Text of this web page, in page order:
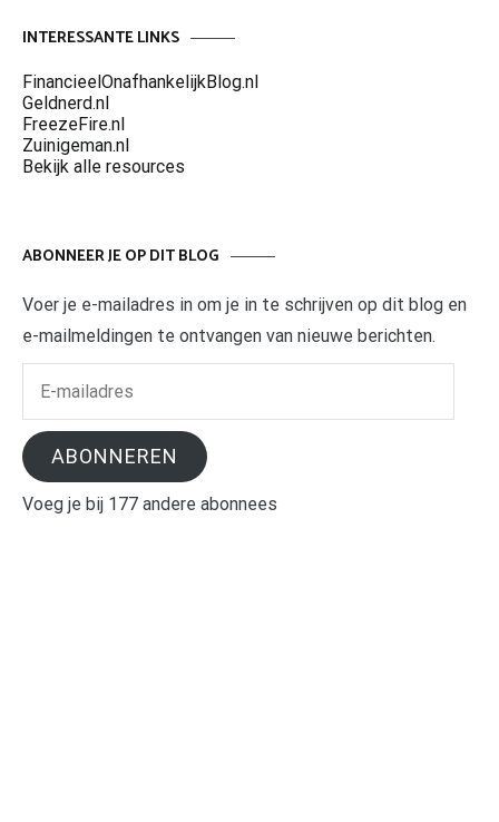
INTERESSANTE LINKS
FinancieelOnafhankelijkBlog.nl
Geldnerd.nl
FreezeFire.nl
Zuinigeman.nl
Bekijk alle resources
ABONNEER JE OP DIT BLOG
Voer je e-mailadres in om je in te schrijven op dit blog en
e-mailmeldingen te ontvangen van nieuwe berichten.
ABONNEREN
Voeg je bij 177 andere abonnees